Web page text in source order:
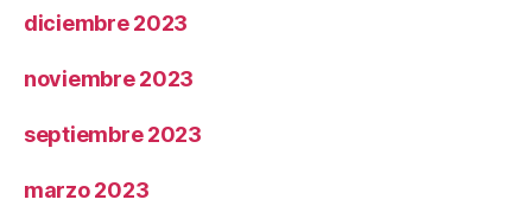
diciembre 2023
noviembre 2023
septiembre 2023
marzo 2023